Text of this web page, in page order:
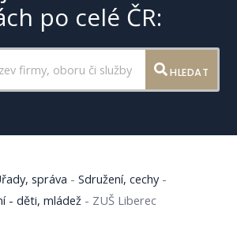
po celé ČR:
HLEDAT
správa -Sdružení, cechy-
- děti, mládež - ZUŠ Liberec